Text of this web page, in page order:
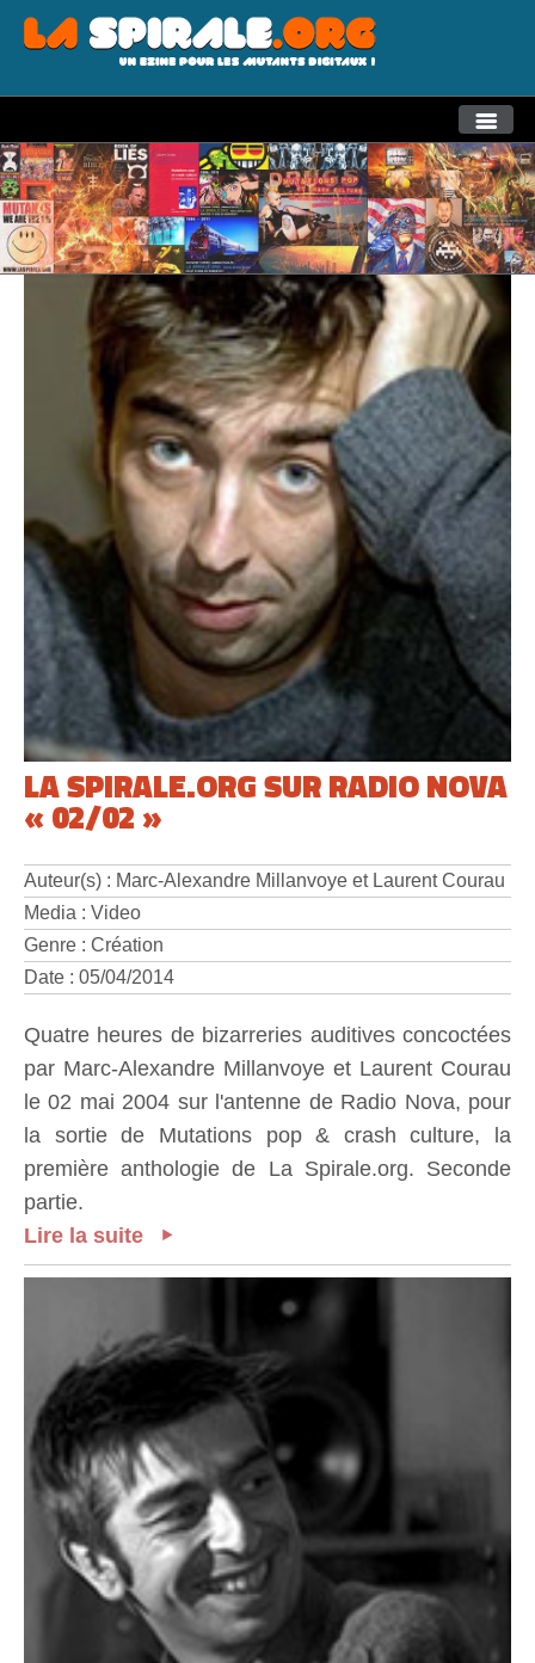
THEMES
RECHERCHE AVANCEE
LA SPIRALE
LA SPIRALE.ORG SUR RADIO NOVA
« 02/02 »
Auteur(s) : Marc-Alexandre Millanvoye et Laurent Courau
Media : Video
Genre : Création
Date : 05/04/2014
Quatre heures de bizarreries auditives concoctées
par Marc-Alexandre Millanvoye et Laurent Courau
le 02 mai 2004 sur l'antenne de Radio Nova, pour
la sortie de Mutations pop & crash culture, la
première anthologie de La Spirale.org. Seconde
partie.
Lire la suite